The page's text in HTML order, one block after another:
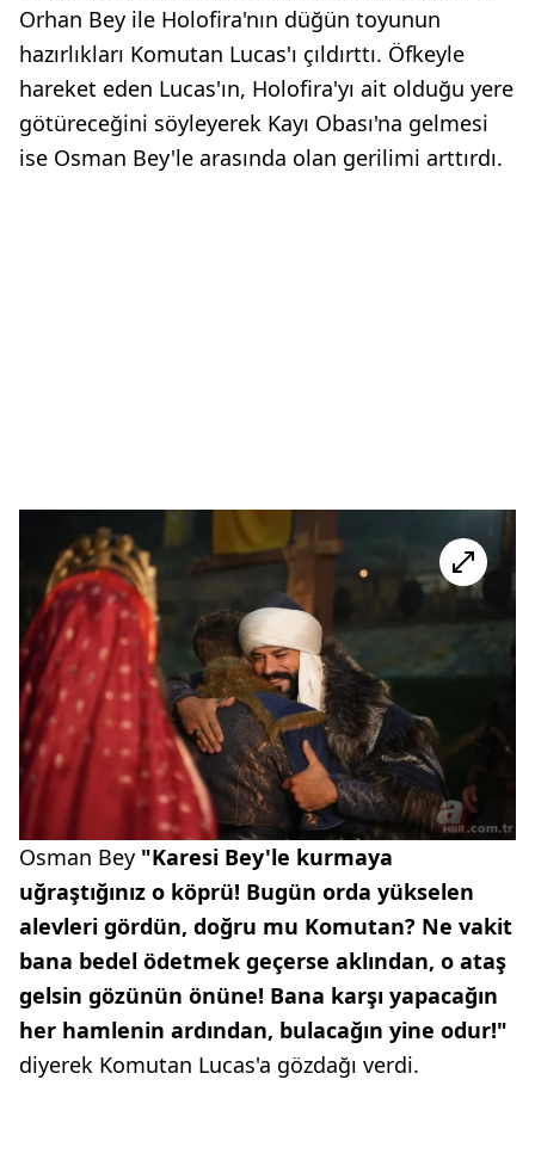
Orhan Bey ile Holofira'nın düğün toyunun
hazırlıkları Komutan Lucas'ı çıldırttı. Öfkeyle
hareket eden Lucas'ın, Holofira'yı ait olduğu yere
götüreceğini söyleyerek Kayı Obası'na gelmesi
ise Osman Bey'le arasında olan gerilimi arttırdı.
Osman Bey "Karesi Bey'le kurmaya
uğraştığınız o köprü! Bugün orda yükselen
alevleri gördün, doğru mu Komutan? Ne vakit
bana bedel ödetmek geçerse aklından, o ataş
gelsin gözünün önüne! Bana karşı yapacağın
her hamlenin ardından, bulacağın yine odur!"
diyerek Komutan Lucas'a gözdağı verdi.